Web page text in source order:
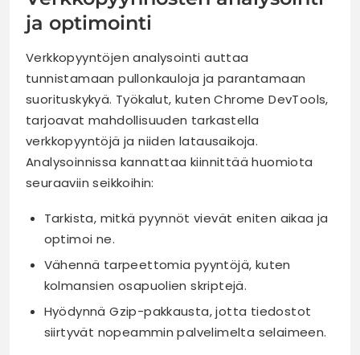
ja optimointi
Verkkopyyntöjen analysointi auttaa
tunnistamaan pullonkauloja ja parantamaan
suorituskykyä. Työkalut, kuten Chrome DevTools,
tarjoavat mahdollisuuden tarkastella
verkkopyyntöjä ja niiden latausaikoja.
Analysoinnissa kannattaa kiinnittää huomiota
seuraaviin seikkoihin:
Tarkista, mitkä pyynnöt vievät eniten aikaa ja
optimoi ne.
Vähennä tarpeettomia pyyntöjä, kuten
kolmansien osapuolien skriptejä.
Hyödynnä Gzip-pakkausta, jotta tiedostot
siirtyvät nopeammin palvelimelta selaimeen.